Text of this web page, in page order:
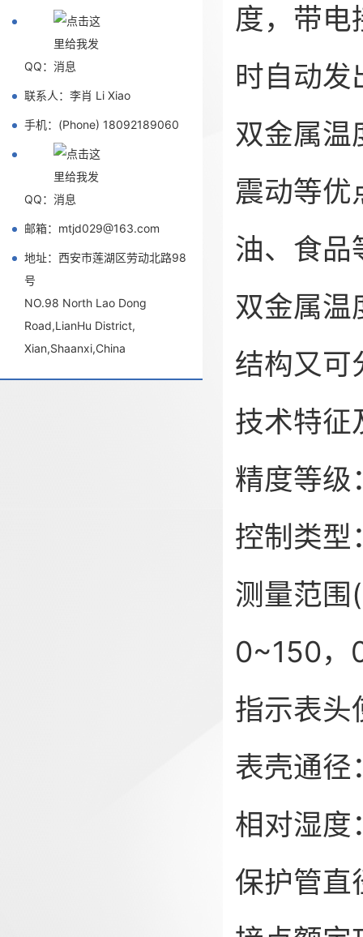
QQ：
联系人：李肖 Li Xiao
手机：(Phone) 18092189060
QQ：
邮箱：mtjd029@163.com
地址：西安市莲湖区劳动北路98
号
NO.98 North Lao Dong
Road,LianHu District,
Xian,Shaanxi,China
度，带电
时自动
双金属温
震动等优
油、食
双金属温
结构又可
技术特征
精度等级
控制类型
测量范
0~150
指示表
表壳通
相对湿度
保护管